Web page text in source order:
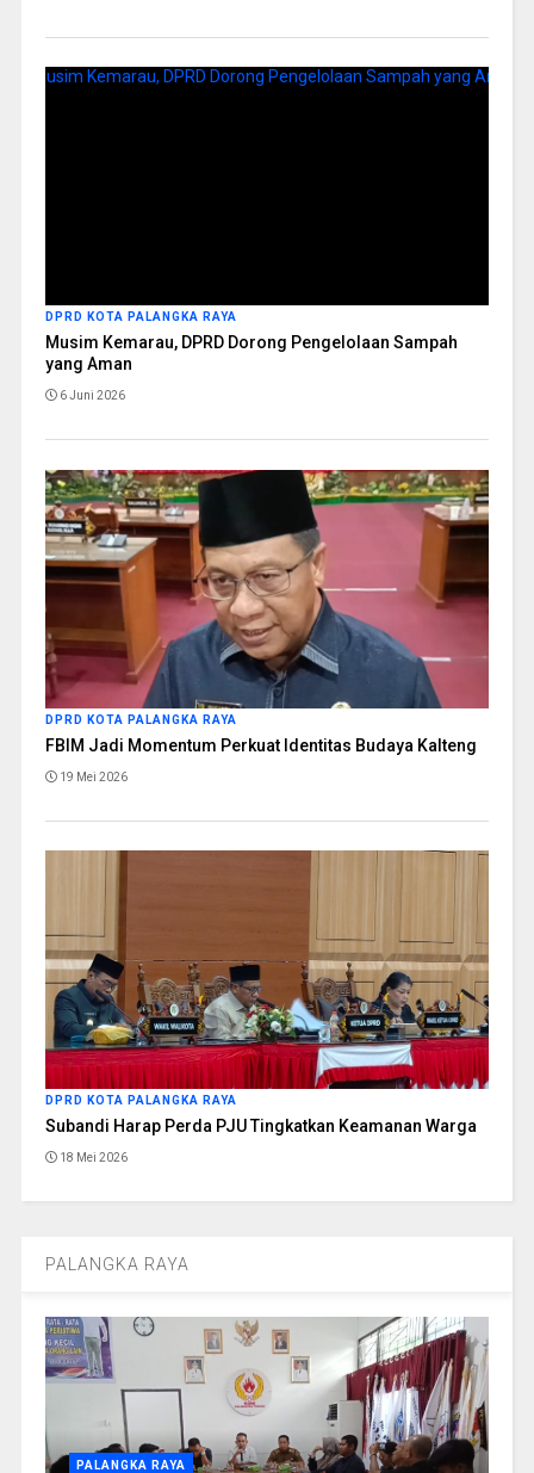
DPRD KOTA PALANGKA RAYA
Musim Kemarau, DPRD Dorong Pengelolaan Sampah
yang Aman
6 Juni 2026
DPRD KOTA PALANGKA RAYA
FBIM Jadi Momentum Perkuat Identitas Budaya Kalteng
19 Mei 2026
DPRD KOTA PALANGKA RAYA
Subandi Harap Perda PJU Tingkatkan Keamanan Warga
18 Mei 2026
PALANGKA RAYA
PALANGKA RAYA